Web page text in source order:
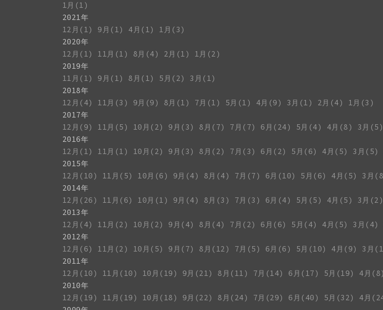
1月(1)
2021年
12月(1)
9月(1) 4月(1)
1月(3)
2020年
12月(1)
11月(1) 8月(4) 2月(1)
1月(2)
2019年
11月(1)
9月(1) 8月(1) 5月(2)
3月(1)
2018年
12月(4)
11月(3) 9月(9) 8月(1) 7月(1) 5月(1) 4月(9) 3月(1) 2月(4)
1月(3)
2017年
12月(9)
11月(5) 10月(2) 9月(3) 8月(7) 7月(7) 6月(24) 5月(4) 4月(8) 3月(5)
2016年
12月(1)
11月(1) 10月(2) 9月(3) 8月(2) 7月(3) 6月(2) 5月(6) 4月(5) 3月(5)
2015年
12月(10)
11月(5) 10月(6) 9月(4) 8月(4) 7月(7) 6月(10) 5月(6) 4月(5) 3月
2014年
12月(26)
11月(6) 10月(1) 9月(4) 8月(3) 7月(3) 6月(4) 5月(5) 4月(5) 3月(2)
2013年
12月(4)
11月(2) 10月(2) 9月(4) 8月(4) 7月(2) 6月(6) 5月(4) 4月(5) 3月(4)
2012年
12月(6)
11月(2) 10月(5) 9月(7) 8月(12) 7月(5) 6月(6) 5月(10) 4月(9) 3月
2011年
12月(10)
11月(10) 10月(19) 9月(21) 8月(11) 7月(14) 6月(17) 5月(19) 4月(8)
2010年
12月(19)
11月(19) 10月(18) 9月(22) 8月(24) 7月(29) 6月(40) 5月(32) 4月